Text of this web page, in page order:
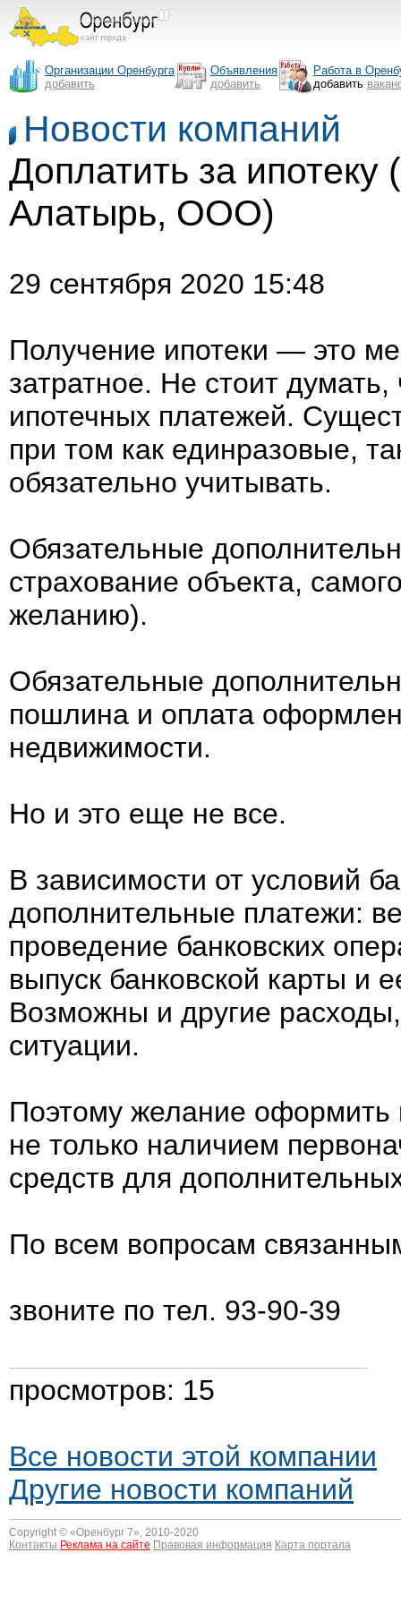
Организации Оренбурга
добавить
Объявления
добавить
Работа в
добавить
Новости компаний
Доплатить за ипотеку
Алатырь, ООО)
29 сентября 2020 15:48
Получение ипотеки — это
затратное. Не стоит
ипотечных платежей.
при том как единразовые,
обязательно учитывать.
Обязательные
страхование объекта,
желанию).
Обязательные
пошлина и оплата
недвижимости.
Но и это еще не все.
В зависимости от условий
дополнительные платежи:
проведение банковских
выпуск банковской карты и
Возможны и другие
ситуации.
Поэтому желание оформить
не только наличием
средств для
По всем вопросам
звоните по тел. 93-90-39
просмотров: 15
Все новости этой компании
Другие новости компаний
Copyright © «Оренбург 7», 2010-2020
Контакты Реклама на сайте Правовая информация Карта портала